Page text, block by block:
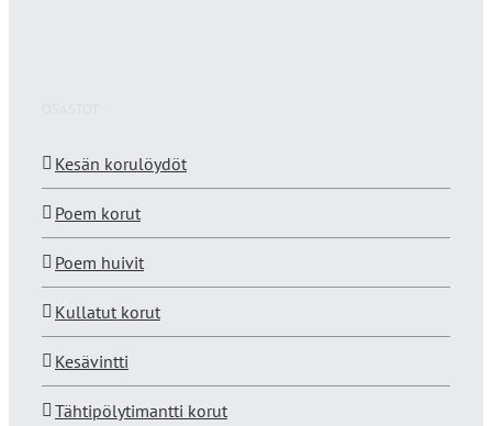
Kesän korulöydöt
Poem korut
Poem huivit
Kullatut korut
Kesävintti
Tähtipölytimantti korut